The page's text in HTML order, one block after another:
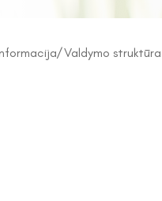
Valdymo struktūra